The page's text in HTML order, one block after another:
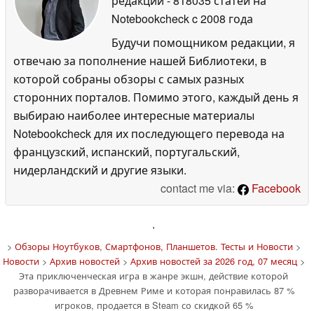
Notebookcheckc 2008 года
Будучи помощником редакции, я
отвечаю за пополнение нашей Библиотеки, в
которой собраны обзоры с самых разных
сторонних порталов. Помимо этого, каждый день я
выбираю наиболее интересные материалы
Notebookcheck для их последующего перевода на
французский, испанский, португальский,
нидерландский и другие языки.
contact me via:
Facebook
'
> Обзоры Ноутбуков, Смартфонов, Планшетов. Тесты и Новости>
Новости> Архив новостей> Архив новостей за 2026 год, 07 месяц>
Эта приключенческая игра в жанре экшн, действие которой
разворачивается в Древнем Риме и которая понравилась 87 %
игроков, продается в Steam со скидкой 65 %